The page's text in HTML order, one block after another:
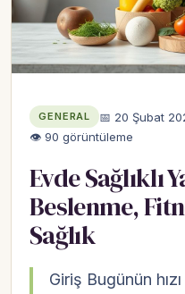
GENERAL 📅 20 Şubat
👁 90 görüntüleme
Evde Sağlıklı
Beslenme,
Sağlık
Giriş Bugünün